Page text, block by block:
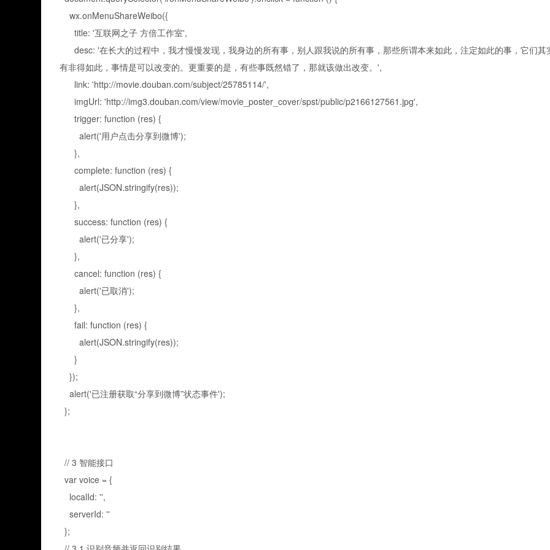
wx.onMenuShareWeibo({
title: '互联网之子 方倍工作室',
desc: '在长大的过程中，我才慢慢发现，我身边的所有事，别人跟我说的所有事，那些所谓本来如此，注定如此的事，它们其
有非得如此，事情是可以改变的。更重要的是，有些事既然错了，那就该做出改变。',
link: 'http://movie.douban.com/subject/25785114/',
imgUrl: 'http://img3.douban.com/view/movie_poster_cover/spst/public/p2166127561.jpg',
trigger: function (res) {
alert('用户点击分享到微博');
},
complete: function (res) {
alert(JSON.stringify(res));
},
success: function (res) {
alert('已分享');
},
cancel: function (res) {
alert('已取消');
},
fail: function (res) {
alert(JSON.stringify(res));
}
});
alert('已注册获取“分享到微博”状态事件');
};
// 3 智能接口
var voice = {
localId: '',
serverId: ''
};